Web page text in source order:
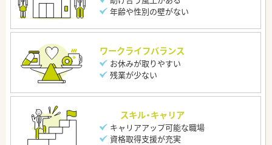
年齢や性別の壁がない
ワークライフバランス
お休みが取りやすい
残業が少ない
スキル・キャリア
キャリアアップ可能な職場
資格取得支援が充実